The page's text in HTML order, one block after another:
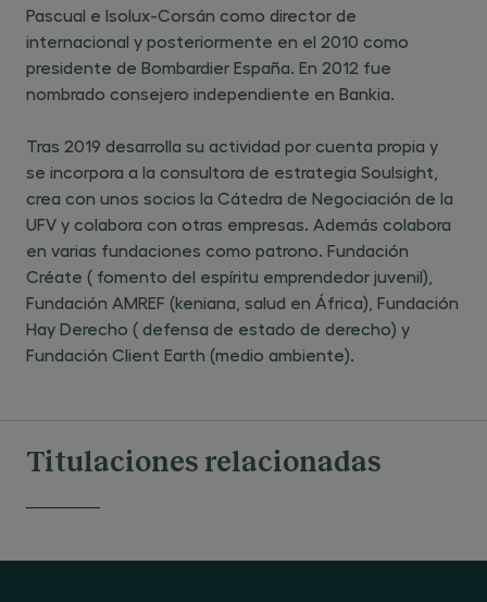
Pascual e Isolux-Corsán como director de
internacional y posteriormente en el 2010 como
presidente de Bombardier España. En 2012 fue
nombrado consejero independiente en Bankia.
Tras 2019 desarrolla su actividad por cuenta propia y
se incorpora a la consultora de estrategia Soulsight,
crea con unos socios la Cátedra de Negociación de la
UFV y colabora con otras empresas. Además colabora
en varias fundaciones como patrono. Fundación
Créate ( fomento del espíritu emprendedor juvenil),
Fundación AMREF (keniana, salud en África), Fundación
Hay Derecho ( defensa de estado de derecho) y
Fundación Client Earth (medio ambiente).
Titulaciones relacionadas